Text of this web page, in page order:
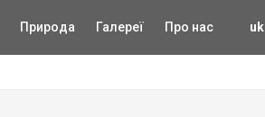
uk
Природа Галереї Про нас